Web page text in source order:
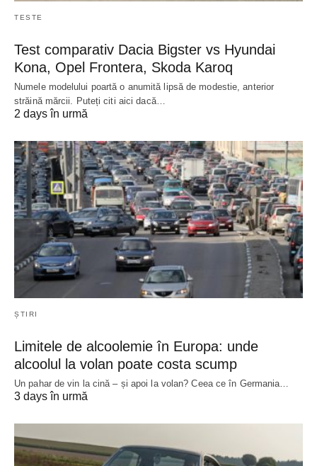
TESTE
Test comparativ Dacia Bigster vs Hyundai
Kona, Opel Frontera, Skoda Karoq
Numele modelului poartă o anumită lipsă de modestie, anterior
străină mărcii. Puteți citi aici dacă…
2 days în urmă
ȘTIRI
Limitele de alcoolemie în Europa: unde
alcoolul la volan poate costa scump
Un pahar de vin la cină – și apoi la volan? Ceea ce în Germania…
3 days în urmă